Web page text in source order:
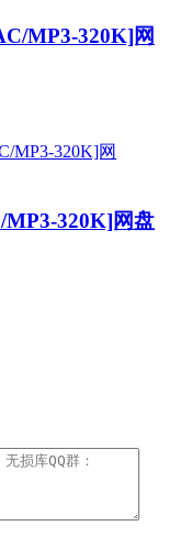
MP3-320K]网
320K]网盘